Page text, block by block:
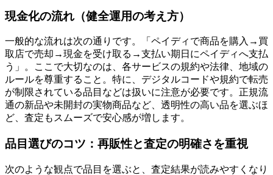
現金化の流れ（健全運用の考え方）
一般的な流れは次の通りです。「ペイディで商品を購入→買
取店で売却→現金を受け取る→支払い期日にペイディへ支払
う」。ここで大切なのは、各サービスの規約や法律、地域の
ルールを尊重すること。特に、デジタルコードや規約で転売
が制限されている品目などは扱いに注意が必要です。正規流
通の新品や未開封の実物商品など、透明性の高い品を選ぶほ
ど、査定もスムーズで安心感が増します。
品目選びのコツ：再販性と査定の明確さを重視
次のような観点で品目を選ぶと、査定結果が読みやすくなり